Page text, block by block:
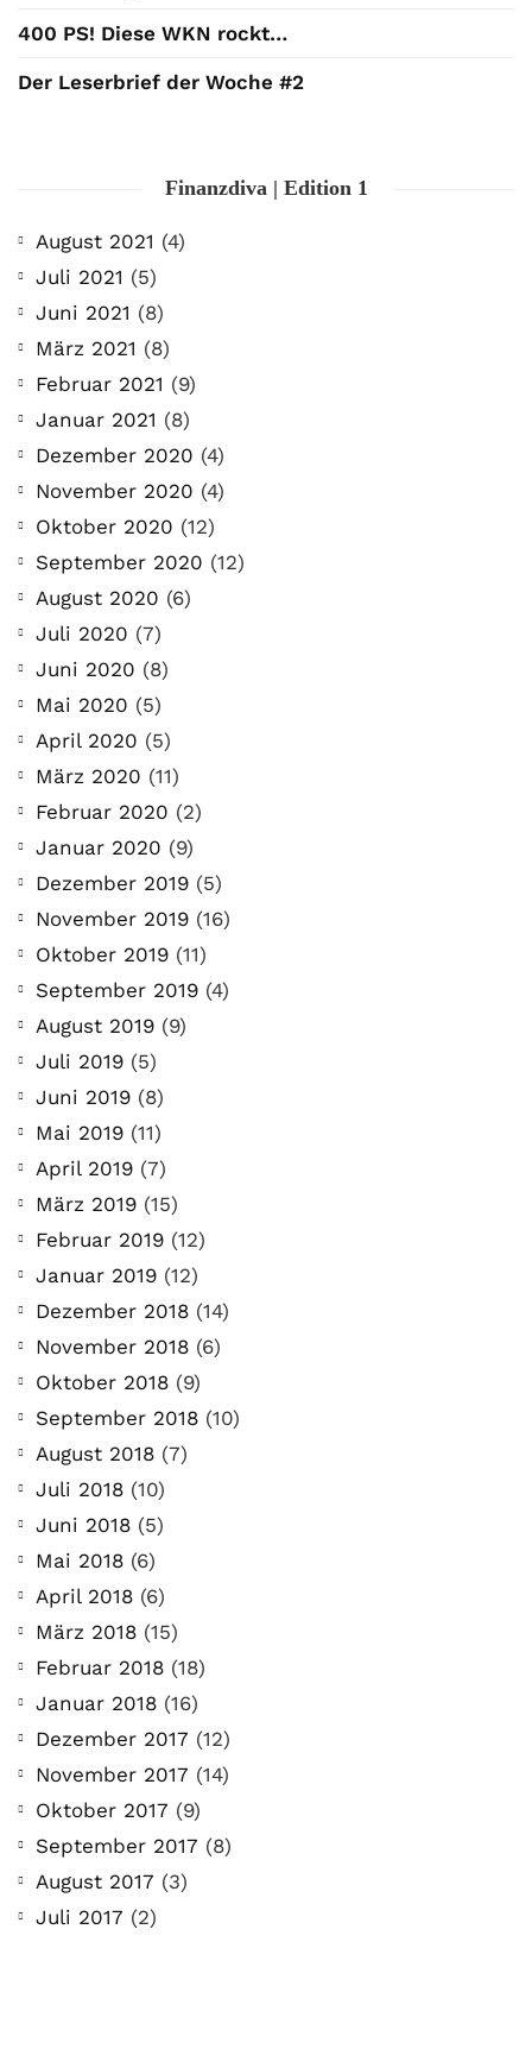
400 PS! Diese WKN rockt…
Der Leserbrief der Woche #2
Finanzdiva | Edition 1
August 2021 (4)
Juli 2021 (5)
Juni 2021 (8)
März 2021 (8)
Februar 2021 (9)
Januar 2021 (8)
Dezember 2020 (4)
November 2020 (4)
Oktober 2020 (12)
September 2020 (12)
August 2020 (6)
Juli 2020 (7)
Juni 2020 (8)
Mai 2020 (5)
April 2020 (5)
März 2020 (11)
Februar 2020 (2)
Januar 2020 (9)
Dezember 2019 (5)
November 2019 (16)
Oktober 2019 (11)
September 2019 (4)
August 2019 (9)
Juli 2019 (5)
Juni 2019 (8)
Mai 2019 (11)
April 2019 (7)
März 2019 (15)
Februar 2019 (12)
Januar 2019 (12)
Dezember 2018 (14)
November 2018 (6)
Oktober 2018 (9)
September 2018 (10)
August 2018 (7)
Juli 2018 (10)
Juni 2018 (5)
Mai 2018 (6)
April 2018 (6)
März 2018 (15)
Februar 2018 (18)
Januar 2018 (16)
Dezember 2017 (12)
November 2017 (14)
Oktober 2017 (9)
September 2017 (8)
August 2017 (3)
Juli 2017 (2)